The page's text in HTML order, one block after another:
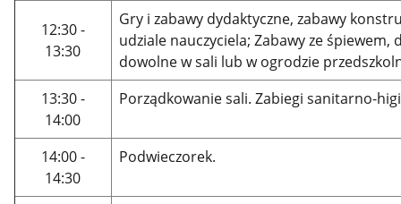
12:30 -
13:30
Gry i zabawy dydaktyczne, zabawy
udziale nauczyciela; Zabawy ze śpiewem,
dowolne w sali lub w ogrodzie
13:30 -
14:00
Porządkowanie sali. Zabiegi sanitarno-
14:00 -
14:30
Podwieczorek.